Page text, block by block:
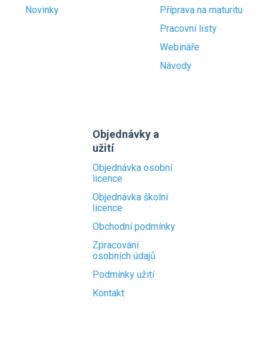
Novinky
Příprava na maturitu
Pracovní listy
Webináře
Návody
Objednávky a
užití
Objednávka osobní
licence
Objednávka školní
licence
Obchodní podmínky
Zpracování
osobních údajů
Podmínky užití
Kontakt